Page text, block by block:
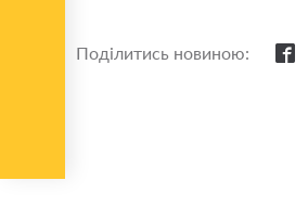
Поділитись новиною: